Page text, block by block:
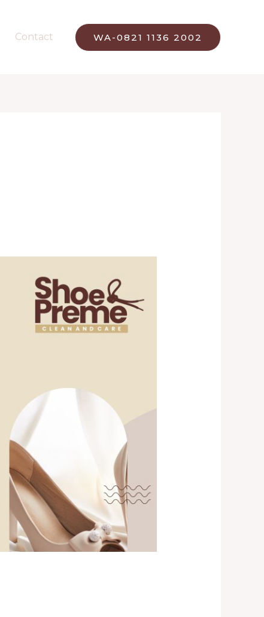
Contact WA-0821 1136 2002